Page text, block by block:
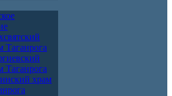
Таганрога
Таганрога
храм